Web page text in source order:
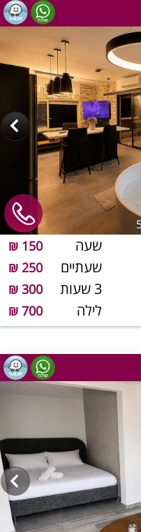
שעה 150 ₪
שעתיים 250 ₪
3 שעות 300 ₪
לילה 700 ₪